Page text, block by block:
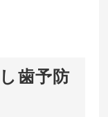
歯予防